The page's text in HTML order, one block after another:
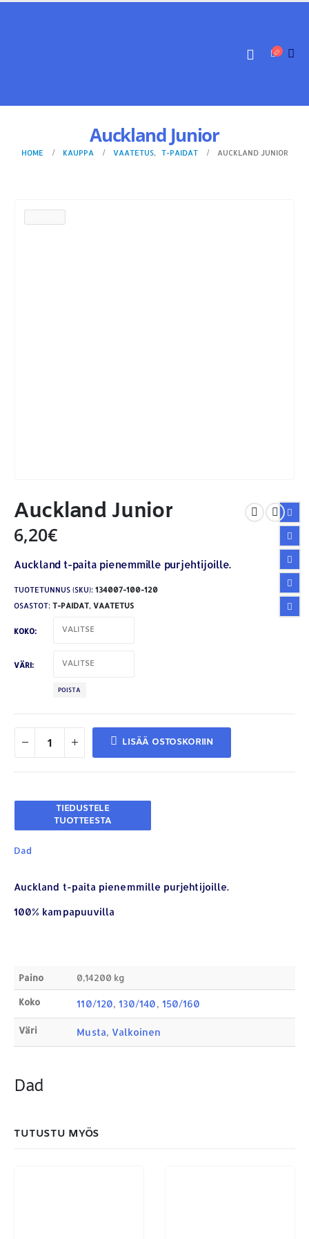
Auckland Junior
HOME KAUPPA VAATETUS, T-PAIDAT AUCKLAND JUNIOR
Auckland Junior
6,20€
Auckland t-paita pienemmille purjehtijoille.
TUOTETUNNUS (SKU): 134007-100-120
OSASTOT: T-PAIDAT, VAATETUS
KOKO
VÄRI
POISTA
LISÄÄ OSTOSKORIIN
Dad
Auckland t-paita pienemmille purjehtijoille.
100% kampapuuvilla
Paino 0,14200 kg
Koko 110/120,130/140, 150/160
Väri Musta, Valkoinen
Dad
TUTUSTU MYÖS
Osoite: Hikivuorenkatu 14 C 20, 33710 Tampere
Puhelin: 040-7549431
Products
search